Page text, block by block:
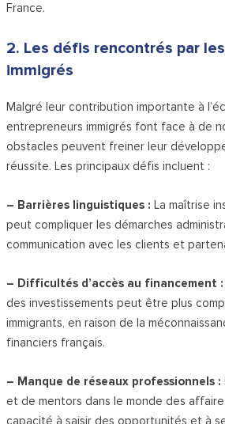
France.
2. Les défis rencontrés par
immigrés
Malgré leur contribution importante à
entrepreneurs immigrés font face à de
obstacles peuvent freiner leur
réussite. Les principaux défis incluent :
– Barrières linguistiques : La maîtrise
peut compliquer les démarches
communication avec les clients et
– Difficultés d’accès au financement :
des investissements peut être plus
immigrants, en raison de la
financiers français.
– Manque de réseaux professionnels :
et de mentors dans le monde des